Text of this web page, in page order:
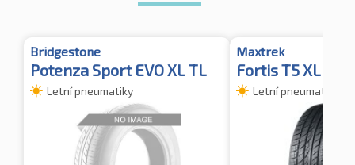
Bridgestone
Potenza Sport EVO XL TL
Letní pneumatiky
Maxtrek
Fortis T5 XL
Letní pneumatiky